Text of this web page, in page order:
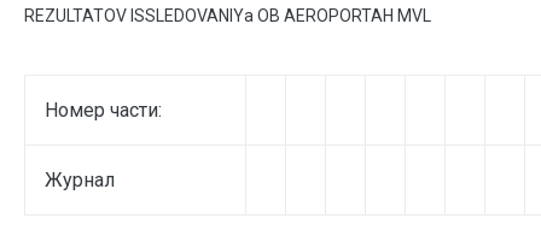
REZULTATOV ISSLEDOVANIYa OB AEROPORTAH MVL
Номер части:
Журнал